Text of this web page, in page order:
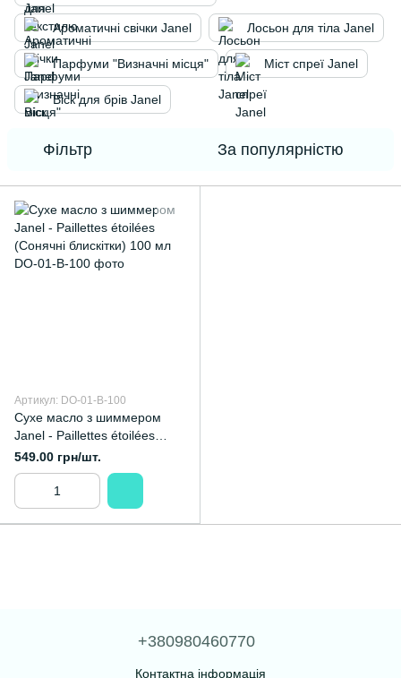
Ароматичні свічки Janel Лосьон для тіла Janel
Парфуми "Визначні місця" Міст спреї Janel
Віск для брів Janel
Фільтр За популярністю
Артикул: DO-01-B-100
Сухе масло з шиммером
Janel - Paillettes étoilées
(Сонячні блискітки) 100 мл
549.00 грн/шт.
+380980460770
Контактна інформація